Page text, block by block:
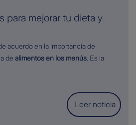
para mejorar tu dieta y
acuerdo en la importancia de
de alimentos en los menús . Es la
Leer noticia